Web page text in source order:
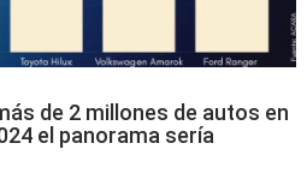
de 2 millones de autos en
el panorama sería